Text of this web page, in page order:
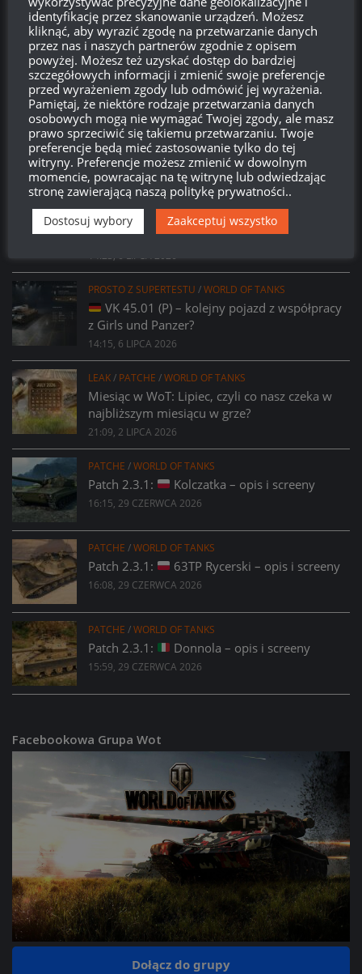
Brakwierzchołka drzewkaod:
580
Dni
21
Godzin
10
Minut
54
Sekund
PROSTO Z SUPERTESTU/ WORLD OF TANKS
Prsoto z Supertestu: Zmiany parametrów
AMX 29 Bélier
14:23, 6 LIPCA 2026
PROSTO Z SUPERTESTU /WORLD OF TANKS
VK 45.01 (P) – kolejny pojazd z współpracy
z Girls und Panzer?
14:15, 6 LIPCA 2026
LEAK/ PATCHE /WORLD OF TANKS
Miesiąc w WoT: Lipiec, czyli co nasz czeka w
najbliższym miesiącu w grze?
21:09, 2 LIPCA 2026
PATCHE /WORLD OF TANKS
Patch 2.3.1: Kolczatka – opis i screeny
16:15, 29 CZERWCA 2026
PATCHE /WORLD OF TANKS
Patch 2.3.1: 63TP Rycerski – opis i screeny
16:08, 29 CZERWCA 2026
PATCHE /WORLD OF TANKS
Patch 2.3.1: Donnola – opis i screeny
15:59, 29 CZERWCA 2026
Facebookowa Grupa Wot
Dołącz do grupy
identyfikację przez skanowanie urządzeń. Możesz
kliknąć, aby wyrazić zgodę na przetwarzanie danych
przez nas i naszych partnerów zgodnie z opisem
powyżej. Możesz też uzyskać dostęp do bardziej
szczegółowych informacji i zmienić swoje preferencje
przed wyrażeniem zgody lub odmówić jej wyrażenia.
Pamiętaj, że niektóre rodzaje przetwarzania danych
osobowych mogą nie wymagać Twojej zgody, ale masz
prawo sprzeciwić się takiemu przetwarzaniu. Twoje
preferencje będą mieć zastosowanie tylko do tej
witryny. Preferencje możesz zmienić w dowolnym
momencie, powracając na tę witrynę lub odwiedzając
stronę zawierającą naszą politykę prywatności..
Dostosuj wybory Zaakceptuj wszystko